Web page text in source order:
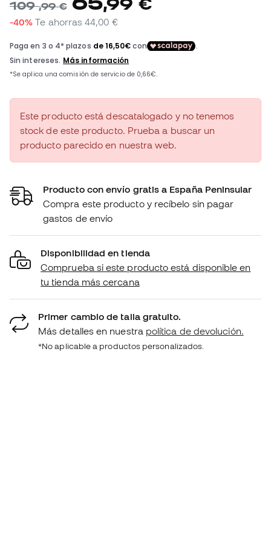
109,99 €
-40% Te ahorras44,00 €
Este producto está descatalogado y no tenemos
stock de este producto. Prueba a buscar un
producto parecido en nuestra web.
Producto con envío gratis a España Peninsular
Compra este producto y recíbelo sin pagar
gastos de envío
Disponibilidad en tienda
Comprueba si este producto está disponible en
tu tienda más cercana
Primer cambio de talla gratuito.
Más detalles en nuestra política de devolución.
*No aplicable a productos personalizados.